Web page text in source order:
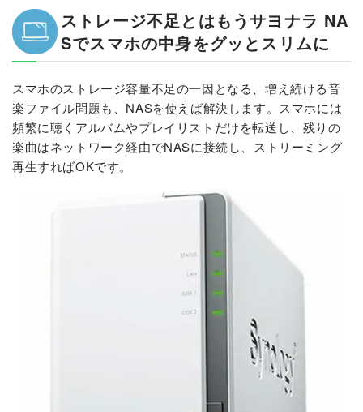
ストレージ不足とはもうサヨナラ NA
Sでスマホの中身をグッとスリムに
スマホのストレージ容量不足の一因となる、増え続ける音
楽ファイル問題も、NASを使えば解決します。スマホには
頻繁に聴くアルバムやプレイリストだけを転送し、残りの
楽曲はネットワーク経由でNASに接続し、ストリーミング
再生すればOKです。